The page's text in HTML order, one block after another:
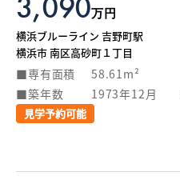
万円
横浜ブルーライン 吉野町駅
横浜市 南区高砂町１丁目
専有面積
58.61m²
築年数
1973年12月
見学予約可能